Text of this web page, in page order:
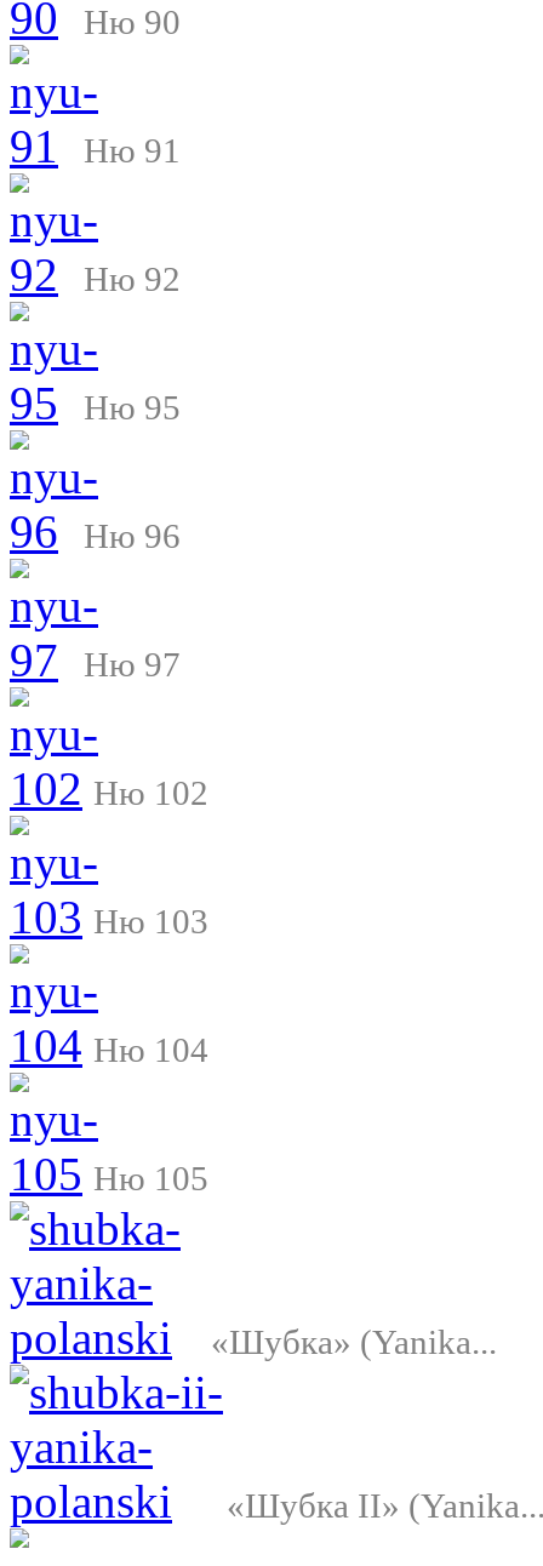
Ню 90
Ню 91
Ню 92
Ню 95
Ню 96
Ню 97
Ню 102
Ню 103
Ню 104
Ню 105
«Шубка» (Yanika...
«Шубка II»